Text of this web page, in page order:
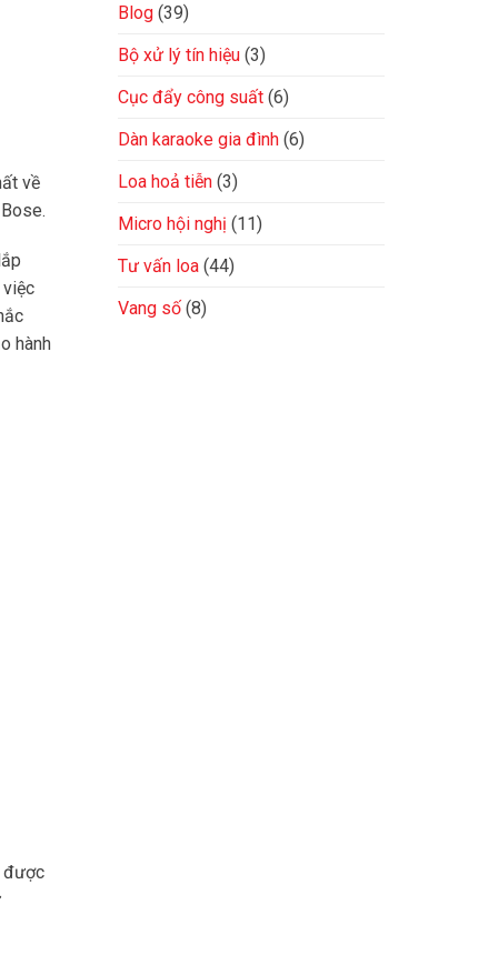
về
hành
được
Blog (39)
Bộ xử lý tín hiệu (3)
Cục đẩy công suất (6)
Dàn karaoke gia đình (6)
Loa hoả tiễn (3)
Micro hội nghị (11)
Tư vấn loa (44)
Vang số (8)